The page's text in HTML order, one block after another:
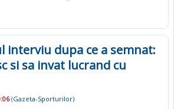
interviu dupa ce a semnat:
si sa invat lucrand cu
(Gazeta-Sporturilor)